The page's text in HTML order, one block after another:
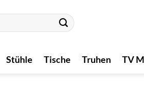
Stühle Tische Truhen TV